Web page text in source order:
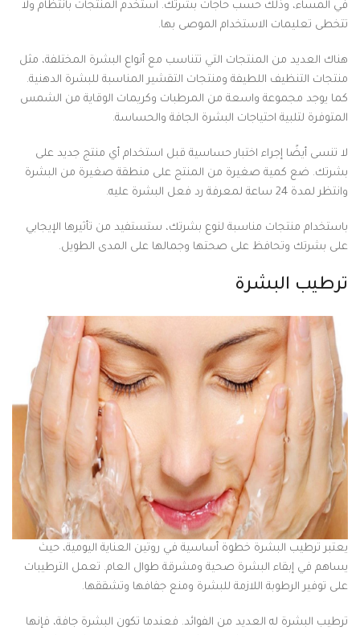
في المساء، وذلك حسب حاجات بشرتك. استخدم المنتجات بانتظام ولا
تتخطى تعليمات الاستخدام الموصى بها.
هناك العديد من المنتجات التي تتناسب مع أنواع البشرة المختلفة، مثل
منتجات التنظيف اللطيفة ومنتجات التقشير المناسبة للبشرة الدهنية.
كما يوجد مجموعة واسعة من المرطبات وكريمات الوقاية من الشمس
المتوفرة لتلبية احتياجات البشرة الجافة والحساسة.
لا تنسى أيضًا إجراء اختبار حساسية قبل استخدام أي منتج جديد على
بشرتك. ضع كمية صغيرة من المنتج على منطقة صغيرة من البشرة
وانتظر لمدة 24 ساعة لمعرفة رد فعل البشرة عليه.
باستخدام منتجات مناسبة لنوع بشرتك، ستستفيد من تأثيرها الإيجابي
على بشرتك وتحافظ على صحتها وجمالها على المدى الطويل.
ترطيب البشرة
يعتبر ترطيب البشرة خطوة أساسية في روتين العناية اليومية، حيث
يساهم في إبقاء البشرة صحية ومشرقة طوال العام. تعمل الترطيبات
على توفير الرطوبة اللازمة للبشرة ومنع جفافها وتشققها.
ترطيب البشرة له العديد من الفوائد. فعندما تكون البشرة جافة، فإنها